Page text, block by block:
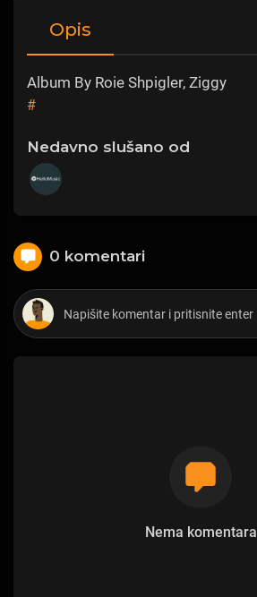
Opis
Album By Roie Shpigler, Ziggy
#
Nedavno slušano od
0 komentari
Nema komentara